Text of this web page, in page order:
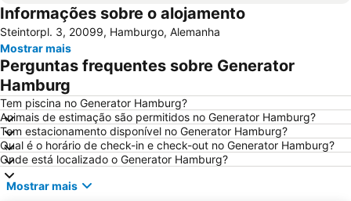
Igreja de São Miguel
Hamburg Marathon
Panoptikum
Altona
Hauptbahnhof Nord Metro Station
Porto de Hamburgo
Berliner Tor Metro Station
Alsterhaus
St. Pauli Hafenstraße
Reeperbahn
Wilhelmsburg
Rathaus Metro Station
Gänsemarkt
Hanseatischer Weihnachtsmarkt Hamburg
Deichstraße
Hamburg Messe
Informações sobre o alojamento
Steintorpl. 3, 20099, Hamburgo, Alemanha
Mostrar mais
Perguntas frequentes sobre Generator
Hamburg
Tem piscina no Generator Hamburg?
Animais de estimação são permitidos no Generator Hamburg?
Tem estacionamento disponível no Generator Hamburg?
Qual é o horário de check-in e check-out no Generator Hamburg?
Onde está localizado o Generator Hamburg?
Mostrar mais